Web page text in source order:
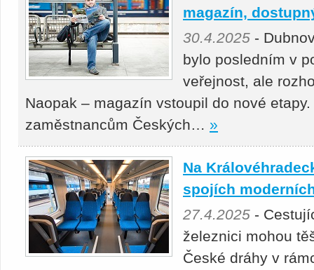
magazín,
30.4.2025 -
bylo posledním v
veřejnost, ale
Naopak – magazín vstoupil do nové
zaměstnancům Českých… »
Na
spojích
27.4.2025 -
železnici mohou
České dráhy v